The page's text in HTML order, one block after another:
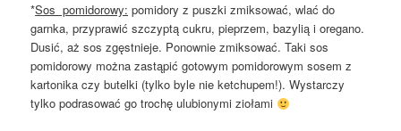
*Sos pomidorowy: pomidory z puszki zmiksować, wlać do
garnka, przyprawić szczyptą cukru, pieprzem, bazylią i oregano.
Dusić, aż sos zgęstnieje. Ponownie zmiksować. Taki sos
pomidorowy można zastąpić gotowym pomidorowym sosem z
kartonika czy butelki (tylko byle nie ketchupem!). Wystarczy
tylko podrasować go trochę ulubionymi ziołami